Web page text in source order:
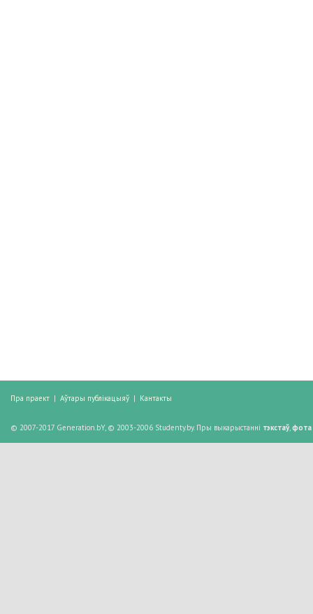
Пра праект | Аўтары публікацыяў | Кантакты
© 2007-2017 Generation.bY, © 2003-2006 Studenty.by. Пры выкарыстанні тэкстаў,фота